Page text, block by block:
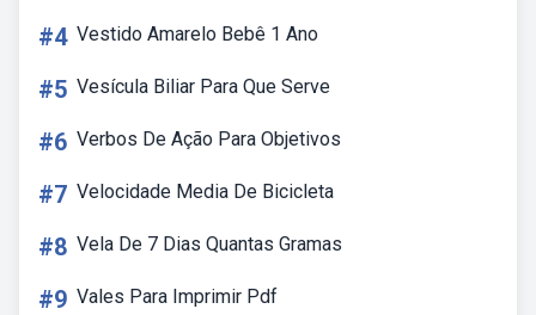
#4 Vestido Amarelo Bebê 1 Ano
#5 Vesícula Biliar Para Que Serve
#6 Verbos De Ação Para Objetivos
#7 Velocidade Media De Bicicleta
#8 Vela De 7 Dias Quantas Gramas
#9 Vales Para Imprimir Pdf